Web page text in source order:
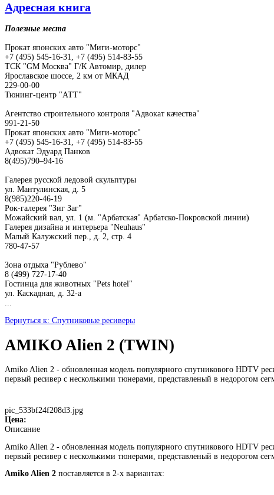
Адресная книга
Полезные места
Прокат японских авто "Миги-моторс"
+7 (495) 545-16-31, +7 (495) 514-83-55
ТСК "GM Москва" Г/К Автомир, дилер
Ярославское шоссе, 2 км от МКАД
229-00-00
Тюнинг-центр "АТТ"
Агентство строительного контроля "Адвокат качества"
991-21-50
Прокат японских авто "Миги-моторс"
+7 (495) 545-16-31, +7 (495) 514-83-55
Адвокат Эдуард Панков
8(495)790–94-16
Галерея русской ледовой скульптуры
ул. Мантулинская, д. 5
8(985)220-46-19
Рок-галерея "Зиг Заг"
Можайский вал, ул. 1 (м. "Арбатская" Арбатско-Покровской линии)
Галерея дизайна и интерьера "Neuhaus"
Малый Калужский пер., д. 2, стр. 4
780-47-57
Зона отдыха "Рублево"
8 (499) 727-17-40
Гостинца для животных "Рets hotel"
ул. Каскадная, д. 32-а
Вернуться к: Спутниковые ресиверы
AMIKO Alien 2 (TWIN)
Amiko Alien 2 - обновленная модель популярного спутникового HDTV
первый ресивер с несколькими тюнерами, представленый в недорогом
pic_533bf24f208d3.jpg
Цена:
Описание
Amiko Alien 2 - обновленная модель популярного спутникового HDTV
первый ресивер с несколькими тюнерами, представленый в недорогом
Amiko Alien 2 поставляется в 2-х вариантах: